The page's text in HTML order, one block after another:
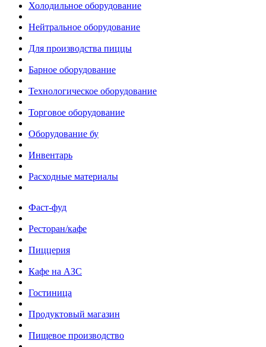
Холодильное оборудование
Нейтральное оборудование
Для производства пиццы
Барное оборудование
Технологическое оборудование
Торговое оборудование
Оборудование бу
Инвентарь
Расходные материалы
Фаст-фуд
Ресторан/кафе
Пиццерия
Кафе на АЗС
Гостиница
Продуктовый магазин
Пищевое производство